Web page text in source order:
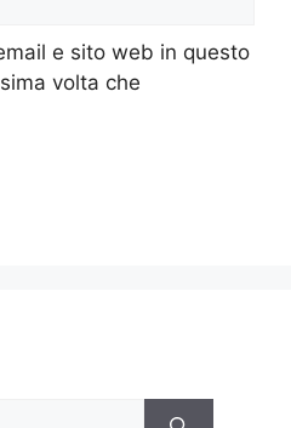
e sito web in questo
volta che